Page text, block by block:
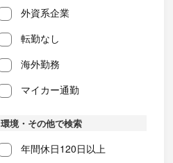
外資系企業
転勤なし
海外勤務
マイカー通勤
境・その他で検索
年間休日120日以上